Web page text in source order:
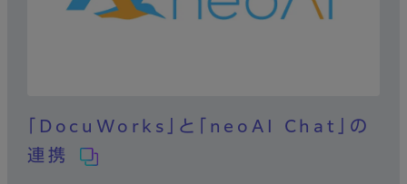
「DocuWorks」と「neoAI Chat」の
連携